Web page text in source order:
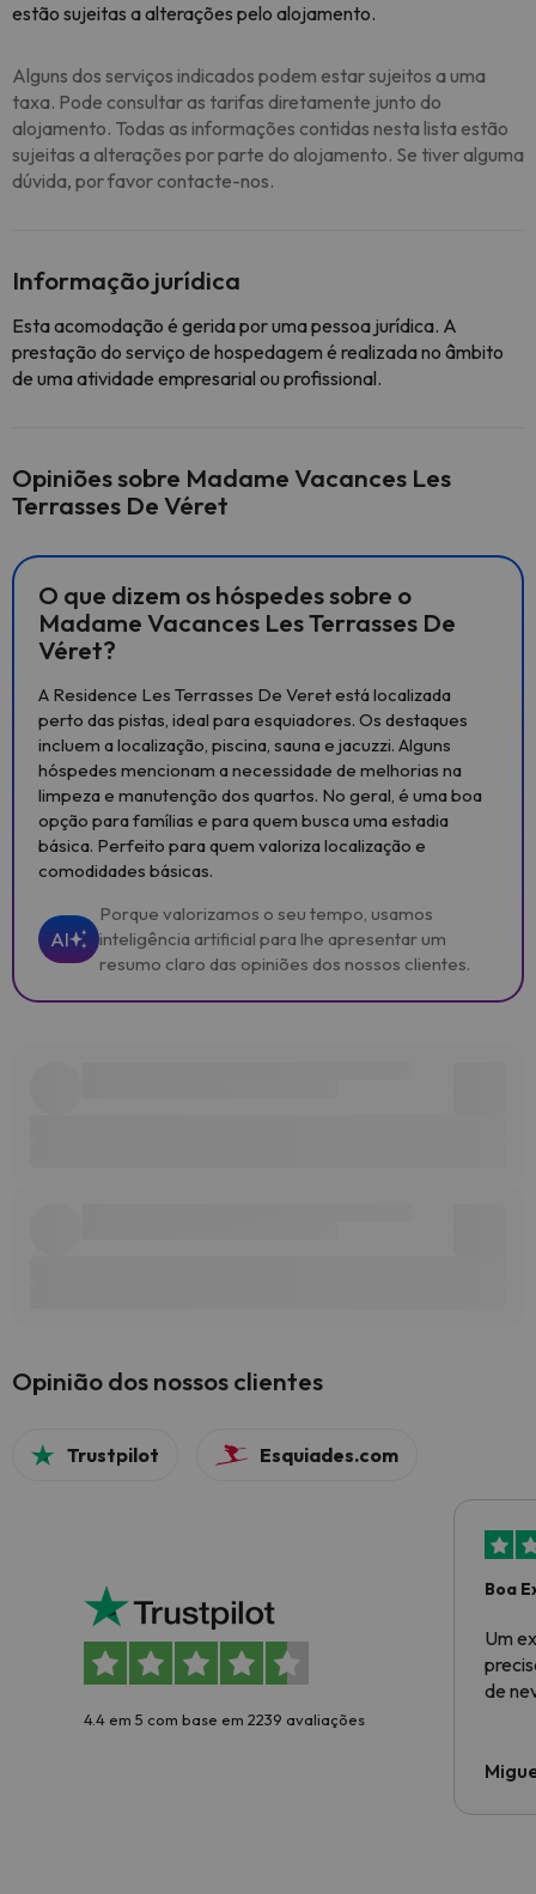
estão sujeitas a alterações pelo alojamento.
Alguns dos serviços indicados podem estar sujeitos a uma
taxa. Pode consultar as tarifas diretamente junto do
alojamento. Todas as informações contidas nesta lista estão
sujeitas a alterações por parte do alojamento. Se tiver alguma
dúvida, por favor contacte-nos.
Informação jurídica
Esta acomodação é gerida por uma pessoa jurídica. A
prestação do serviço de hospedagem é realizada no âmbito
de uma atividade empresarial ou profissional.
Opiniões sobre Madame Vacances Les
Terrasses De Véret
O que dizem os hóspedes sobre o
Madame Vacances Les Terrasses De
Véret?
A Residence Les Terrasses De Veret está localizada
perto das pistas, ideal para esquiadores. Os destaques
incluem a localização, piscina, sauna e jacuzzi. Alguns
hóspedes mencionam a necessidade de melhorias na
limpeza e manutenção dos quartos. No geral, é uma boa
opção para famílias e para quem busca uma estadia
básica. Perfeito para quem valoriza localização e
comodidades básicas.
AI
Porque valorizamos o seu tempo, usamos
inteligência artificial para lhe apresentar um
resumo claro das opiniões dos nossos clientes.
Opinião dos nossos clientes
Trustpilot Esquiades.com
4.4 em 5 com base em 2239 avaliações
Boa
Um
de